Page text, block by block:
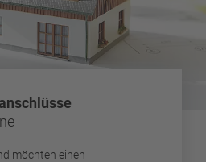
möchten einen